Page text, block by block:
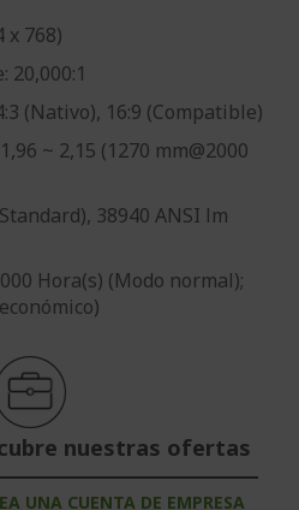
x 768)
20,000:1
(Nativo), 16:9 (Compatible)
~ 2,15 (1270 mm@2000
38940 ANSI lm
Hora(s) (Modo normal);
nuestras ofertas
UNA CUENTA DE EMPRESA